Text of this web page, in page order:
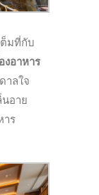
ต็มที่กับ
งอาหาร
าลใจ
อาย
าร